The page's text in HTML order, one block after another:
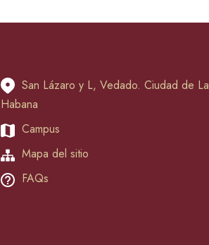
San Lázaro y L, Vedado. Ciudad de La
Habana
Campus
Mapa del sitio
FAQs